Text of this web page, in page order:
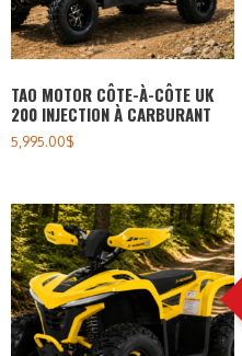
TAO MOTOR CÔTE-À-CÔTE UK
200 INJECTION À CARBURANT
5,995.00$